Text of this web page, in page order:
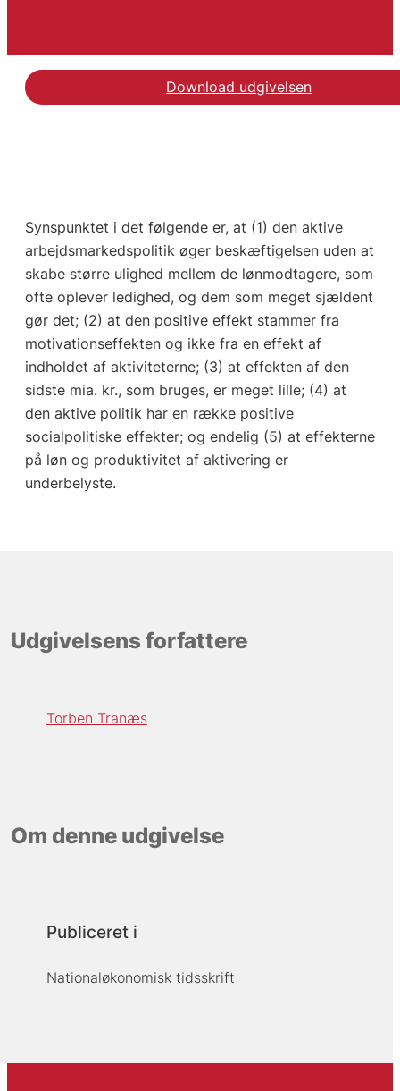
Download udgivelsen
Synspunktet i det følgende er, at (1) den aktive
arbejdsmarkedspolitik øger beskæftigelsen uden at
skabe større ulighed mellem de lønmodtagere, som
ofte oplever ledighed, og dem som meget sjældent
gør det; (2) at den positive effekt stammer fra
motivationseffekten og ikke fra en effekt af
indholdet af aktiviteterne; (3) at effekten af den
sidste mia. kr., som bruges, er meget lille; (4) at
den aktive politik har en række positive
socialpolitiske effekter; og endelig (5) at effekterne
på løn og produktivitet af aktivering er
underbelyste.
Udgivelsens forfattere
Torben Tranæs
Om denne udgivelse
Publiceret i
Nationaløkonomisk tidsskrift